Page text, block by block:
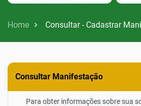
Home Consultar - Cadastrar
Consultar Manifestação
Para obter informações sobre sua